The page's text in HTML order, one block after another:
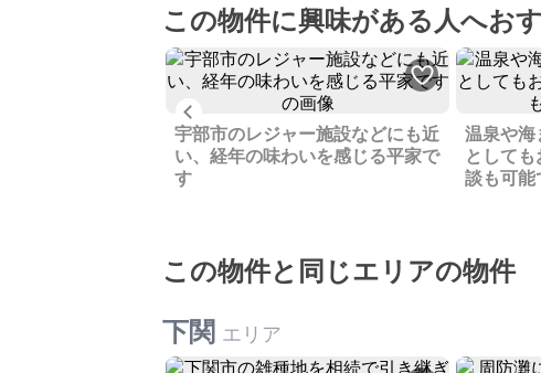
この物件に興味がある人へお
宇部市のレジャー施設などにも近
い、経年の味わいを感じる平家で
す
温泉や海
として
談も可能
この物件と同じエリアの物件
下関 エリア